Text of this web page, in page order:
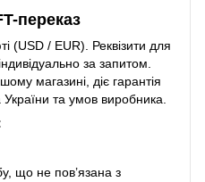
переказ
(USD / EUR). Реквізити для
за запитом.
магазині, діє гарантія
України та умов виробника.
що не пов’язана з